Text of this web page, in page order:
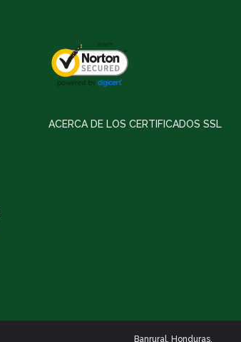
ACERCA DE LOS CERTIFICADOS SSL
Banrural. Honduras.